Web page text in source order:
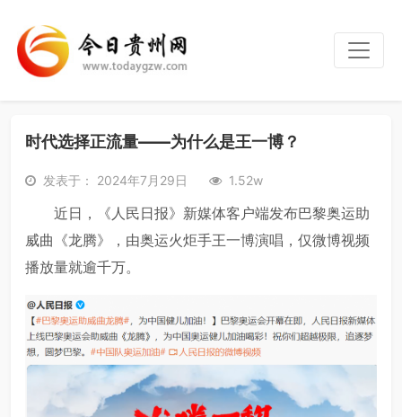
时代选择正流量——为什么是王一博？
发表于： 2024年7月29日 1.52w
近日，《人民日报》新媒体客户端发布巴黎奥运助
威曲《龙腾》，由奥运火炬手王一博演唱，仅微博视频
播放量就逾千万。